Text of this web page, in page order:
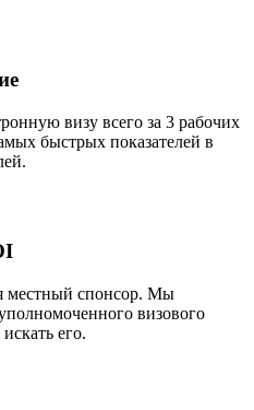
визу всего за 3 рабочих
быстрых показателей в
местный спонсор. Мы
визового
его.